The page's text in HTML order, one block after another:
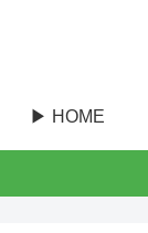
▶︎ HOME